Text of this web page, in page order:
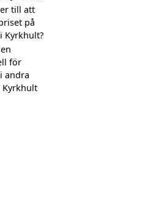
till att
på
Kyrkhult?
för
andra
Kyrkhult